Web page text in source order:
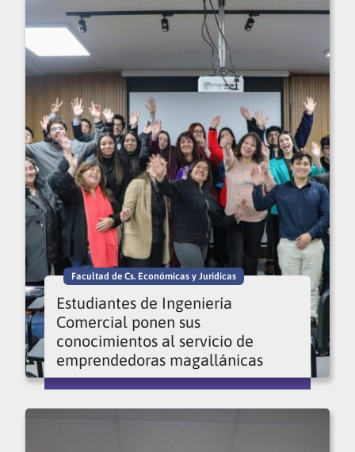
Facultad de Cs. Económicas y Jurídicas
Estudiantes de Ingeniería
Comercial ponen sus
conocimientos al servicio de
emprendedoras magallánicas